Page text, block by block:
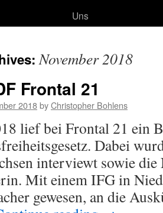
Uns
November 2018
Frontal 21
2018byChristopher Bohlens
lief bei Frontal 21 ein
Dabei
interviewt sowie die
Mit einem IFG in
gewesen, an die